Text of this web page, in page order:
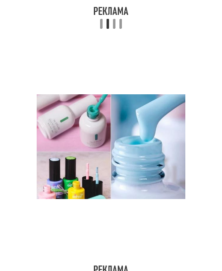
Инструменты для
маникюра
Свадебные ногти
Маникюр для коротких
Разница между
маникюром